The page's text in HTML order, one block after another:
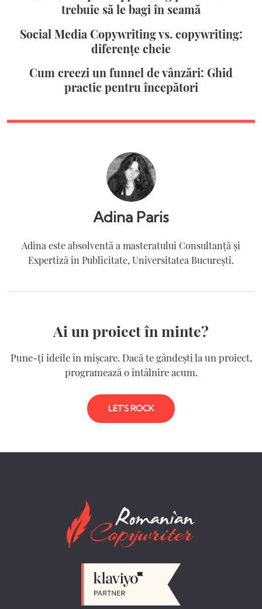
trebuie să le bagi în seamă
Social Media Copywriting vs. copywriting:
diferențe cheie
Cum creezi un funnel de vânzări: Ghid
practic pentru începători
Adina Paris
Adina este absolventă a masteratului Consultanță și
Expertiză în Publicitate, Universitatea București.
Ai un proiect în minte?
Pune-ți ideile în mișcare. Dacă te gândești la un proiect,
programează o întâlnire acum.
LET'S ROCK